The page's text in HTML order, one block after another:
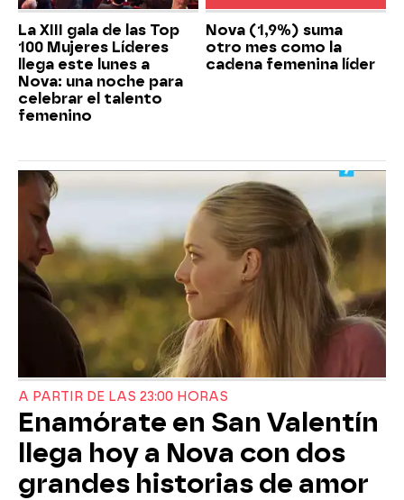
La XIII gala de las Top
100 Mujeres Líderes
llega este lunes a
Nova: una noche para
celebrar el talento
femenino
Nova (1,9%) suma
otro mes como la
cadena femenina líder
A PARTIR DE LAS 23:00 HORAS
Enamórate en San Valentín
llega hoy a Nova con dos
grandes historias de amor